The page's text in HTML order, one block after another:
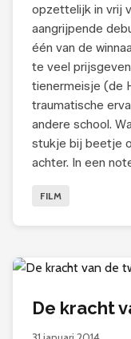
opzettelijk in vrij
aangrijpende
één van de
te veel
tienermeisje (de
traumatische
andere school.
stukje bij beetje
achter. In een
FILM
De kracht